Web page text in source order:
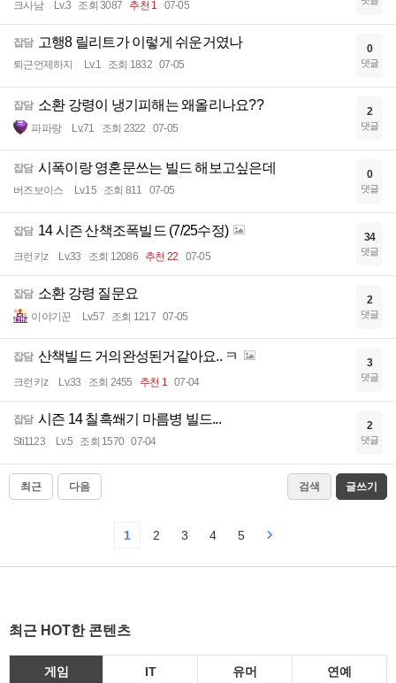
크사남 Lv.3 조회 3087 추천 1 07-05
잡담 고행8 릴리트가 이렇게 쉬운거였나
퇴근언제하지 Lv.1 조회 1832 07-05
0
댓글
잡담 소환 강령이 냉기피해는 왜올리나요??
파파랑 Lv.71 조회 2322 07-05
2
댓글
잡담 시폭이랑 영혼문쓰는 빌드 해보고싶은데
버즈보이스 Lv.15 조회 811 07-05
0
댓글
잡담 14 시즌 산책조폭빌드 (7/25수정)
크런키z Lv.33 조회 12086 추천 22 07-05
34
댓글
잡담 소환 강령 질문요
이야기꾼 Lv.57 조회 1217 07-05
2
댓글
잡담 산책빌드 거의완성된거같아요.. ㅋ
크런키z Lv.33 조회 2455 추천 1 07-04
3
댓글
잡담 시즌 14 칠흑쐐기 마름병 빌드...
Sti1123 Lv.5 조회 1570 07-04
2
댓글
최근 다음 검색 글쓰기
1 2 3 4 5
최근 HOT한 콘텐츠
게임 IT 유머 연예